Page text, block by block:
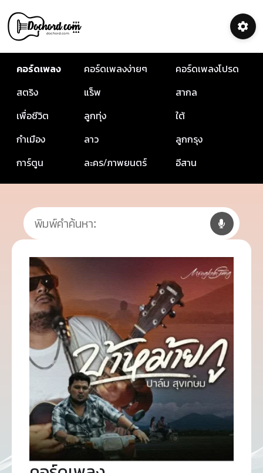
คอร์ดเพลง คอร์ดเพลงง่ายๆ
คอร์ดเพลงโปรด
สตริง
แร็พ
สากล
เพื่อชีวิต
ลูกทุ่ง
ใต้
กำเมือง
ลาว
ลูกกรุง
การ์ตูน
ละคร/ภาพยนตร์ อีสาน